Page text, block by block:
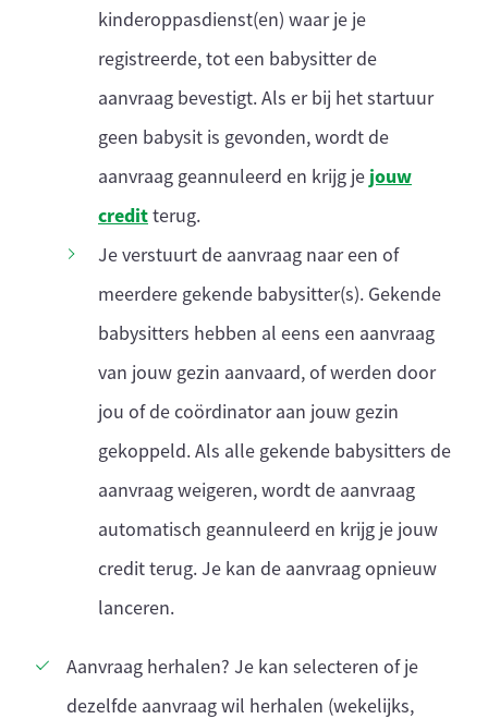
kinderoppasdienst(en) waar je je
registreerde, tot een babysitter de
aanvraag bevestigt. Als er bij het startuur
geen babysit is gevonden, wordt de
aanvraag geannuleerd en krijg je jouw
creditterug.
Je verstuurt de aanvraag naar een of
meerdere gekende babysitter(s). Gekende
babysitters hebben al eens een aanvraag
van jouw gezin aanvaard, of werden door
jou of de coördinator aan jouw gezin
gekoppeld. Als alle gekende babysitters de
aanvraag weigeren, wordt de aanvraag
automatisch geannuleerd en krijg je jouw
credit terug. Je kan de aanvraag opnieuw
lanceren.
Aanvraag herhalen? Je kan selecteren of je
dezelfde aanvraag wil herhalen (wekelijks,